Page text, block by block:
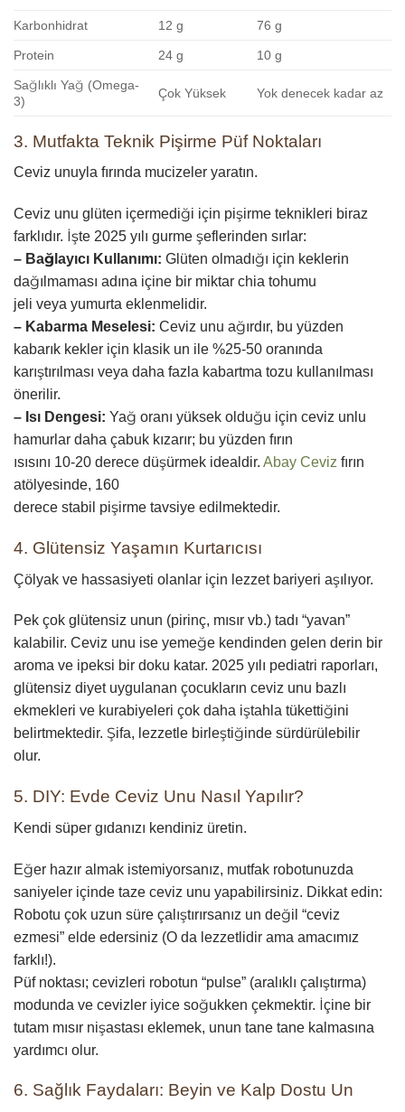
Karbonhidrat 12 g 76 g
Protein 24 g 10 g
Sağlıklı Yağ (Omega-
3)
Çok Yüksek Yok denecek kadar az
3. Mutfakta Teknik Pişirme Püf Noktaları
Ceviz unuyla fırında mucizeler yaratın.
Ceviz unu glüten içermediği için pişirme teknikleri biraz
farklıdır. İşte 2025 yılı gurme şeflerinden sırlar:
– Bağlayıcı Kullanımı: Glüten olmadığı için keklerin
dağılmaması adına içine bir miktar chia tohumu
jeli veya yumurta eklenmelidir.
– Kabarma Meselesi: Ceviz unu ağırdır, bu yüzden
kabarık kekler için klasik un ile %25-50 oranında
karıştırılması veya daha fazla kabartma tozu kullanılması
önerilir.
– Isı Dengesi: Yağ oranı yüksek olduğu için ceviz unlu
hamurlar daha çabuk kızarır; bu yüzden fırın
ısısını 10-20 derece düşürmek idealdir. Abay Ceviz fırın
atölyesinde, 160
derece stabil pişirme tavsiye edilmektedir.
4. Glütensiz Yaşamın Kurtarıcısı
Çölyak ve hassasiyeti olanlar için lezzet bariyeri aşılıyor.
Pek çok glütensiz unun (pirinç, mısır vb.) tadı “yavan”
kalabilir. Ceviz unu ise yemeğe kendinden gelen derin bir
aroma ve ipeksi bir doku katar. 2025 yılı pediatri raporları,
glütensiz diyet uygulanan çocukların ceviz unu bazlı
ekmekleri ve kurabiyeleri çok daha iştahla tükettiğini
belirtmektedir. Şifa, lezzetle birleştiğinde sürdürülebilir
olur.
5. DIY: Evde Ceviz Unu Nasıl Yapılır?
Kendi süper gıdanızı kendiniz üretin.
Eğer hazır almak istemiyorsanız, mutfak robotunuzda
saniyeler içinde taze ceviz unu yapabilirsiniz. Dikkat edin:
Robotu çok uzun süre çalıştırırsanız un değil “ceviz
ezmesi” elde edersiniz (O da lezzetlidir ama amacımız
farklı!).
Püf noktası; cevizleri robotun “pulse” (aralıklı çalıştırma)
modunda ve cevizler iyice soğukken çekmektir. İçine bir
tutam mısır nişastası eklemek, unun tane tane kalmasına
yardımcı olur.
6. Sağlık Faydaları: Beyin ve Kalp Dostu Un